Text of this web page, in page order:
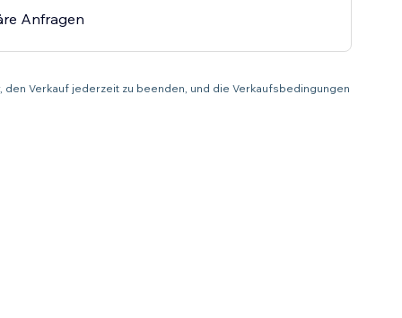
Anfragen
den Verkauf jederzeit zu beenden, und die Verkaufsbedingungen